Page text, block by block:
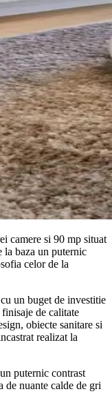
camere si 90 mp situat
baza un puternic
celor de la
un buget de investitie
de calitate
obiecte sanitare si
realizat la
puternic contrast
de nuante calde de gri